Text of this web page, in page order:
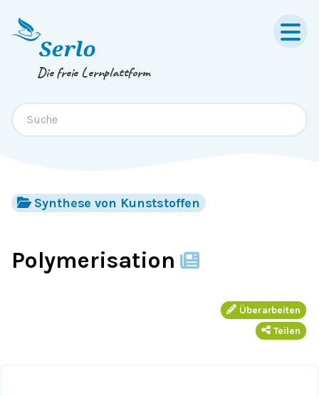
Springe zum
Die freie Lernplattform
Synthese von Kunststoffen
Polymerisation
Überarbeiten
Teilen